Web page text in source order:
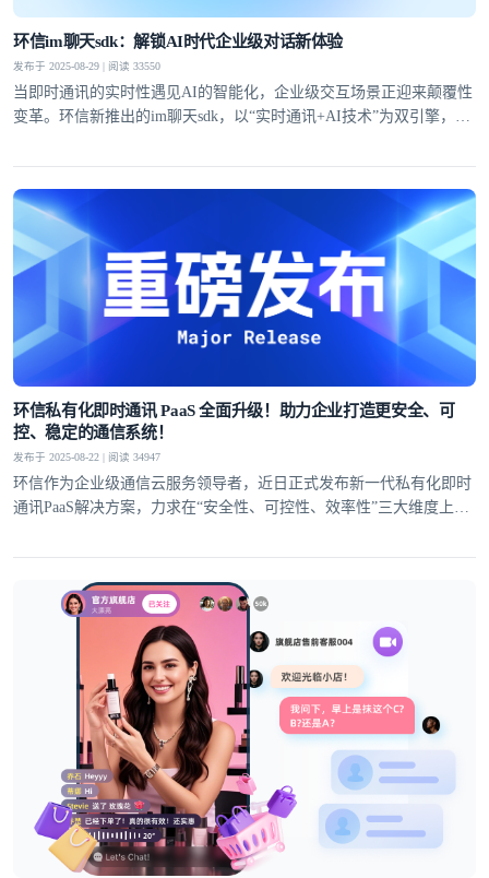
环信im聊天sdk：解锁AI时代企业级对话新体验
发布于 2025-08-29 | 阅读 33550
当即时通讯的实时性遇见AI的智能化，企业级交互场景正迎来颠覆性
变革。环信新推出的im聊天sdk，以“实时通讯+AI技术”为双引擎，通
到高并发场景落地的全链路解决方案
环信私有化即时通讯 PaaS 全面升级！助力企业打造更安全、可
控、稳定的通信系统！
发布于 2025-08-22 | 阅读 34947
环信作为企业级通信云服务领导者，近日正式发布新一代私有化即时
通讯PaaS解决方案，力求在“安全性、可控性、效率性”三大维度上全
求。